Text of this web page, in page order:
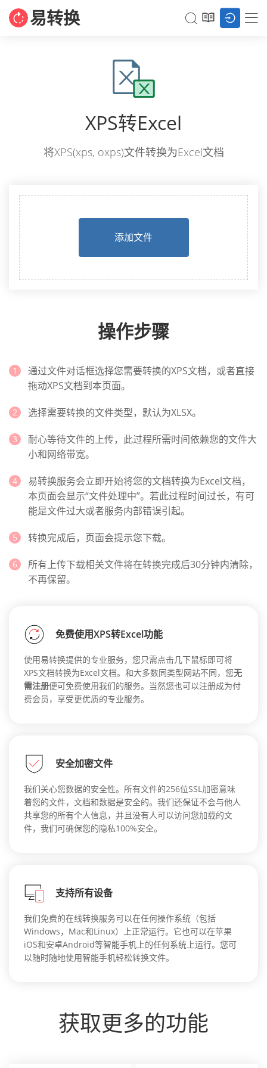
易转换
XPS转Excel
将XPS(xps, oxps)文件转换为Excel文档
添加文件
操作步骤
通过文件对话框选择您需要转换的XPS文档，或者直接
拖动XPS文档到本页面。
选择需要转换的文件类型，默认为XLSX。
耐心等待文件的上传，此过程所需时间依赖您的文件大
小和网络带宽。
易转换服务会立即开始将您的文档转换为Excel文档，
本页面会显示“文件处理中”。若此过程时间过长，有可
能是文件过大或者服务内部错误引起。
转换完成后，页面会提示您下载。
所有上传下载相关文件将在转换完成后30分钟内清除，
不再保留。
免费使用XPS转Excel功能
使用易转换提供的专业服务，您只需点击几下鼠标即可将
XPS文档转换为Excel文档。和大多数同类型网站不同，您无
需注册便可免费使用我们的服务。当然您也可以注册成为付
费会员，享受更优质的专业服务。
安全加密文件
我们关心您数据的安全性。所有文件的256位SSL加密意味
着您的文件，文档和数据是安全的。我们还保证不会与他人
共享您的所有个人信息，并且没有人可以访问您加载的文
件，我们可确保您的隐私100%安全。
支持所有设备
我们免费的在线转换服务可以在任何操作系统（包括
Windows，Mac和Linux）上正常运行。它也可以在苹果
iOS和安卓Android等智能手机上的任何系统上运行。您可
以随时随地使用智能手机轻松转换文件。
获取更多的功能